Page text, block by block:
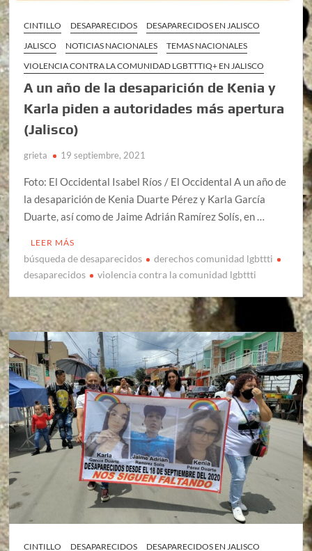
CINTILLO DESAPARECIDOS
DESAPARECIDOS EN JALISCO
JALISCO
NOTICIAS NACIONALES
TEMAS NACIONALES
VIOLENCIA CONTRA LA COMUNIDAD LGBTTTIQ+ EN JALISCO
A un año de la desaparición de Kenia y
Karla piden a autoridades más apertura
(Jalisco)
grieta 19 septiembre, 2021
Foto: El Occidental Isabel Ríos / El Occidental A un año de
la desaparición de Kenia Duarte Pérez y Karla García
Duarte, así como de Jaime Adrián Ramírez Solís, en …
LEER MÁS
búsqueda de desaparecidos
derechos comunidad lgbttti
desaparecidos
violencia contra la comunidad lgbttti
CINTILLO DESAPARECIDOS DESAPARECIDOS EN JALISCO